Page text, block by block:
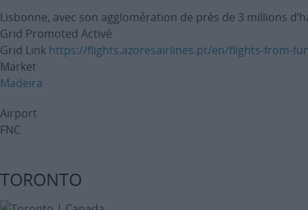
Lisbonne, avec son agglomération de près de 3 millions
Grid Promoted Activé
Grid Link https://flights.azoresairlines.pt/en/flights-from-
Market
Madeira
Airport
FNC
TORONTO